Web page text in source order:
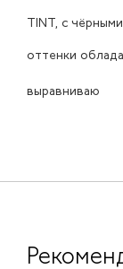
TINT, с
оттенки
выравниваю